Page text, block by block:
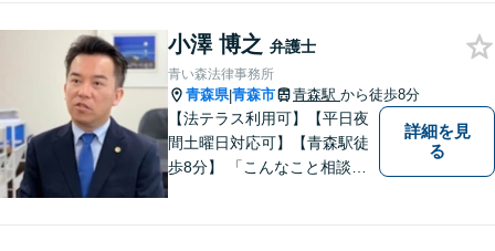
に、そして真剣に取り組みま
す。皆様が安心して相談でき
るような雰囲気づくりを行な
っています。
小澤 博之 弁護士
青い森法律事務所
青森県|青森市 青森駅 から徒歩8分
【法テラス利用可】【平日夜
間土曜日対応可】【青森駅徒
歩8分】 「こんなこと相談し
詳細を見
る